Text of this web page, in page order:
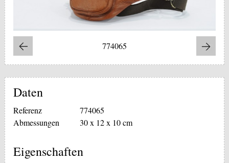
774065
Daten
Referenz
774065
Abmessungen
30 x 12 x 10 cm
Eigenschaften